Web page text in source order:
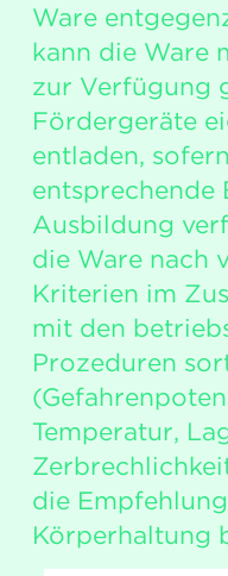
Ware
kann die Ware
zur Verfügung
Fördergeräte
entladen,
entsprechende
Ausbildung
die Ware nach
Kriterien im
mit den
Prozeduren
Temperatur,
die
Körperhaltung